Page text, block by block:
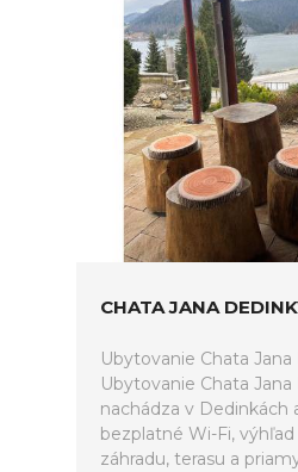
CHATA JANA
Ubytovanie Chata Jana
Ubytovanie Chata Jana
nachádza v Dedinkách
bezplatné Wi-Fi, výhľad
záhradu, terasu a